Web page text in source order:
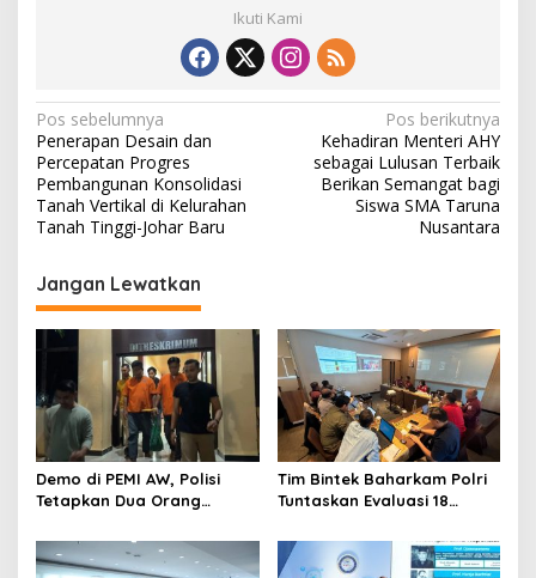
Ikuti Kami
N
a
v
i
a
s
p
o
s
Pos sebelumnya
Penerapan Desain dan
Percepatan Progres
Pembangunan Konsolidasi
Tanah Vertikal di Kelurahan
Tanah Tinggi-Johar Baru
Pos berikutnya
Kehadiran Menteri AHY
sebagai Lulusan Terbaik
Berikan Semangat bagi
Siswa SMA Taruna
Nusantara
Jangan Lewatkan
Demo di PEMI AW, Polisi
Tetapkan Dua Orang
Tim Bintek Baharkam Polri
Tuntaskan Evaluasi 18
Pertamina Jabar